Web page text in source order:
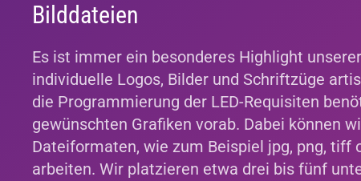
Bilddateien
Es ist immer ein besonderes Highlight
individuelle Logos, Bilder und Schriftzüge
die Programmierung der LED-Requisiten
gewünschten Grafiken vorab. Dabei können
Dateiformaten, wie zum Beispiel jpg, png, tiff
arbeiten. Wir platzieren etwa drei bis fünf